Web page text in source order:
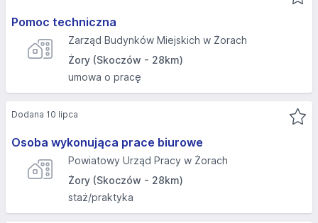
Pomoc techniczna
Zarząd Budynków Miejskich w Żorach
Żory (Skoczów - 28km)
umowa o pracę
Osoba wykonująca prace biurowe
Powiatowy Urząd Pracy w Żorach
Żory (Skoczów - 28km)
staż/praktyka
Dodana 10 lipca